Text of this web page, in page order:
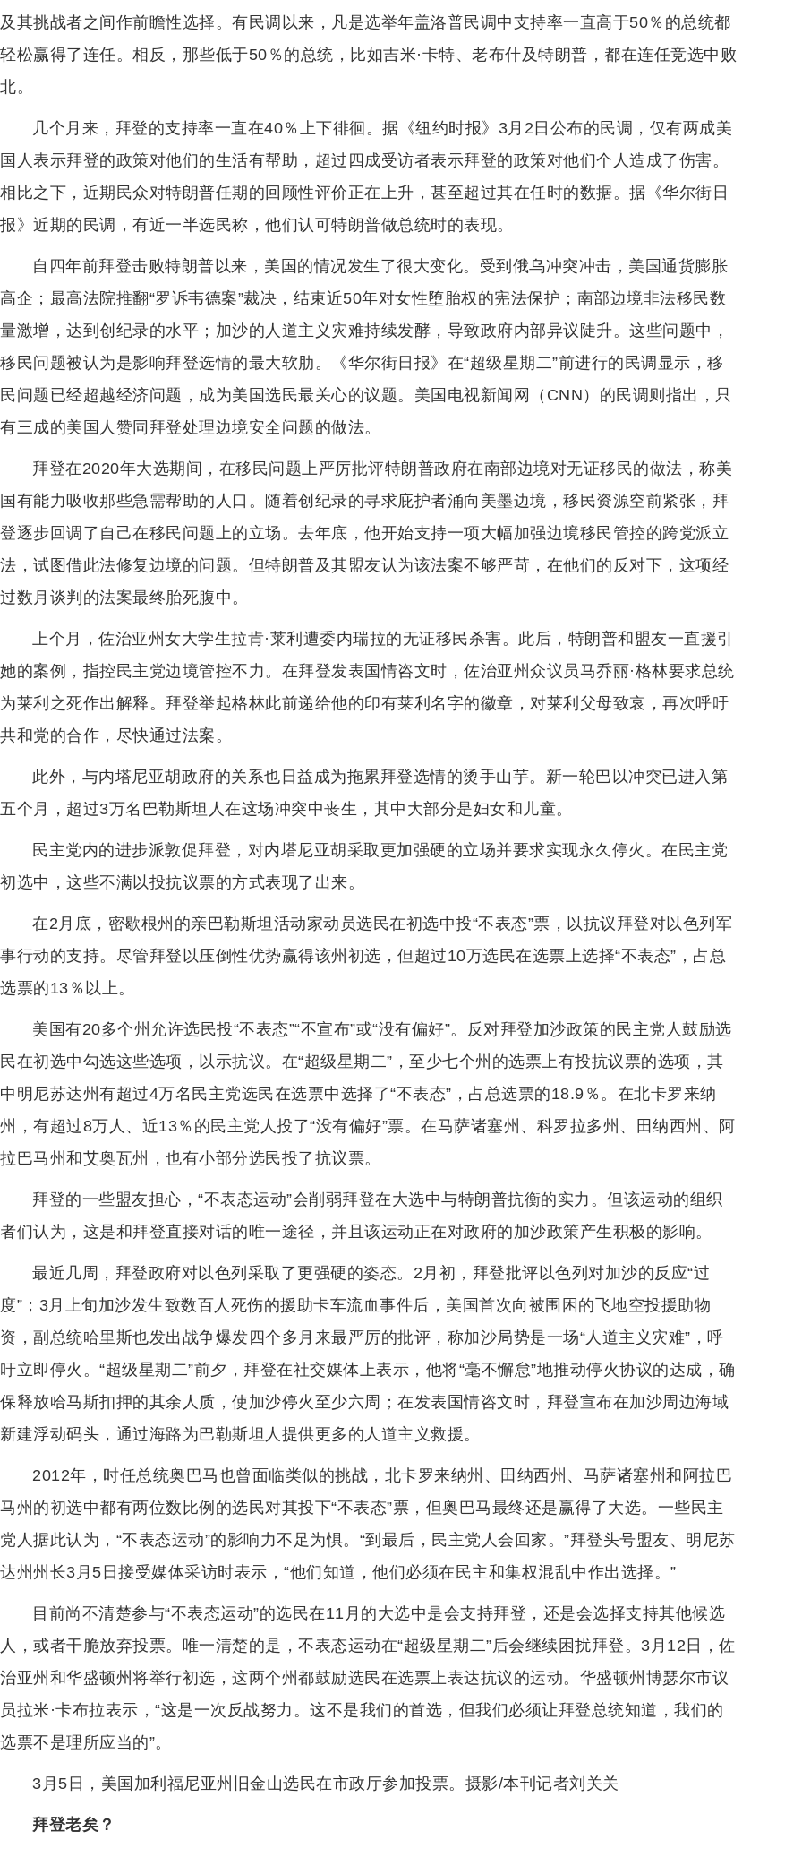
及其挑战者之间作前瞻性选择。有民调以来，凡是选举年盖洛普民调中支持率一直高于50％的总统都
轻松赢得了连任。相反，那些低于50％的总统，比如吉米·卡特、老布什及特朗普，都在连任竞选中败
北。
几个月来，拜登的支持率一直在40％上下徘徊。据《纽约时报》3月2日公布的民调，仅有两成美
国人表示拜登的政策对他们的生活有帮助，超过四成受访者表示拜登的政策对他们个人造成了伤害。
相比之下，近期民众对特朗普任期的回顾性评价正在上升，甚至超过其在任时的数据。据《华尔街日
报》近期的民调，有近一半选民称，他们认可特朗普做总统时的表现。
自四年前拜登击败特朗普以来，美国的情况发生了很大变化。受到俄乌冲突冲击，美国通货膨胀
高企；最高法院推翻“罗诉韦德案”裁决，结束近50年对女性堕胎权的宪法保护；南部边境非法移民数
量激增，达到创纪录的水平；加沙的人道主义灾难持续发酵，导致政府内部异议陡升。这些问题中，
移民问题被认为是影响拜登选情的最大软肋。《华尔街日报》在“超级星期二”前进行的民调显示，移
民问题已经超越经济问题，成为美国选民最关心的议题。美国电视新闻网（CNN）的民调则指出，只
有三成的美国人赞同拜登处理边境安全问题的做法。
拜登在2020年大选期间，在移民问题上严厉批评特朗普政府在南部边境对无证移民的做法，称美
国有能力吸收那些急需帮助的人口。随着创纪录的寻求庇护者涌向美墨边境，移民资源空前紧张，拜
登逐步回调了自己在移民问题上的立场。去年底，他开始支持一项大幅加强边境移民管控的跨党派立
法，试图借此法修复边境的问题。但特朗普及其盟友认为该法案不够严苛，在他们的反对下，这项经
过数月谈判的法案最终胎死腹中。
上个月，佐治亚州女大学生拉肯·莱利遭委内瑞拉的无证移民杀害。此后，特朗普和盟友一直援引
她的案例，指控民主党边境管控不力。在拜登发表国情咨文时，佐治亚州众议员马乔丽·格林要求总统
为莱利之死作出解释。拜登举起格林此前递给他的印有莱利名字的徽章，对莱利父母致哀，再次呼吁
共和党的合作，尽快通过法案。
此外，与内塔尼亚胡政府的关系也日益成为拖累拜登选情的烫手山芋。新一轮巴以冲突已进入第
五个月，超过3万名巴勒斯坦人在这场冲突中丧生，其中大部分是妇女和儿童。
民主党内的进步派敦促拜登，对内塔尼亚胡采取更加强硬的立场并要求实现永久停火。在民主党
初选中，这些不满以投抗议票的方式表现了出来。
在2月底，密歇根州的亲巴勒斯坦活动家动员选民在初选中投“不表态”票，以抗议拜登对以色列军
事行动的支持。尽管拜登以压倒性优势赢得该州初选，但超过10万选民在选票上选择“不表态”，占总
选票的13％以上。
美国有20多个州允许选民投“不表态”“不宣布”或“没有偏好”。反对拜登加沙政策的民主党人鼓励选
民在初选中勾选这些选项，以示抗议。在“超级星期二”，至少七个州的选票上有投抗议票的选项，其
中明尼苏达州有超过4万名民主党选民在选票中选择了“不表态”，占总选票的18.9％。在北卡罗来纳
州，有超过8万人、近13％的民主党人投了“没有偏好”票。在马萨诸塞州、科罗拉多州、田纳西州、阿
拉巴马州和艾奥瓦州，也有小部分选民投了抗议票。
拜登的一些盟友担心，“不表态运动”会削弱拜登在大选中与特朗普抗衡的实力。但该运动的组织
者们认为，这是和拜登直接对话的唯一途径，并且该运动正在对政府的加沙政策产生积极的影响。
最近几周，拜登政府对以色列采取了更强硬的姿态。2月初，拜登批评以色列对加沙的反应“过
度”；3月上旬加沙发生致数百人死伤的援助卡车流血事件后，美国首次向被围困的飞地空投援助物
资，副总统哈里斯也发出战争爆发四个多月来最严厉的批评，称加沙局势是一场“人道主义灾难”，呼
吁立即停火。“超级星期二”前夕，拜登在社交媒体上表示，他将“毫不懈怠”地推动停火协议的达成，确
保释放哈马斯扣押的其余人质，使加沙停火至少六周；在发表国情咨文时，拜登宣布在加沙周边海域
新建浮动码头，通过海路为巴勒斯坦人提供更多的人道主义救援。
2012年，时任总统奥巴马也曾面临类似的挑战，北卡罗来纳州、田纳西州、马萨诸塞州和阿拉巴
马州的初选中都有两位数比例的选民对其投下“不表态”票，但奥巴马最终还是赢得了大选。一些民主
党人据此认为，“不表态运动”的影响力不足为惧。“到最后，民主党人会回家。”拜登头号盟友、明尼苏
达州州长3月5日接受媒体采访时表示，“他们知道，他们必须在民主和集权混乱中作出选择。”
目前尚不清楚参与“不表态运动”的选民在11月的大选中是会支持拜登，还是会选择支持其他候选
人，或者干脆放弃投票。唯一清楚的是，不表态运动在“超级星期二”后会继续困扰拜登。3月12日，佐
治亚州和华盛顿州将举行初选，这两个州都鼓励选民在选票上表达抗议的运动。华盛顿州博瑟尔市议
员拉米·卡布拉表示，“这是一次反战努力。这不是我们的首选，但我们必须让拜登总统知道，我们的
选票不是理所应当的”。
3月5日，美国加利福尼亚州旧金山选民在市政厅参加投票。摄影/本刊记者刘关关
拜登老矣？